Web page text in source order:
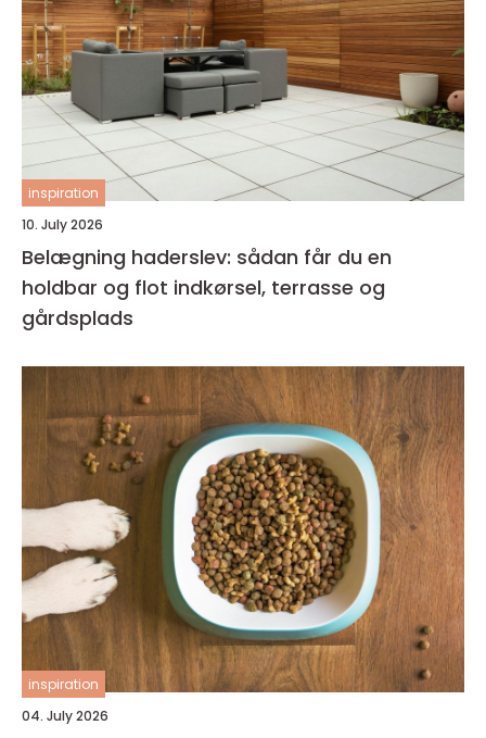
inspiration
10. July 2026
Belægning haderslev: sådan får du en
holdbar og flot indkørsel, terrasse og
gårdsplads
inspiration
04. July 2026